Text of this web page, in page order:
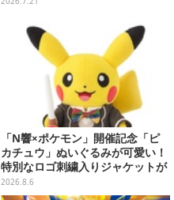
「N響×ポケモン」開催記念「ピ
カチュウ」ぬいぐるみが可愛い！
特別なロゴ刺繍入りジャケットが
オシャレ
2026.8.6